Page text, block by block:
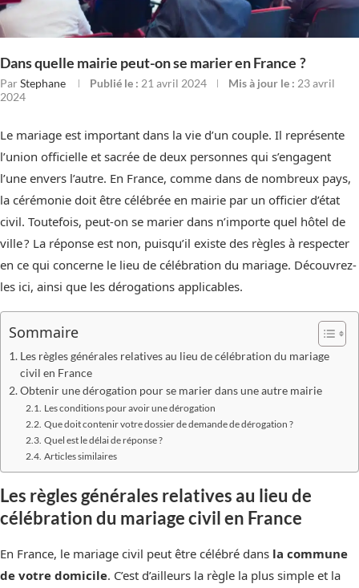
Dans quelle mairie peut-on se marier en France ?
Par Stephane Publié le : 21 avril 2024 Mis à jour le : 23 avril
2024
Le mariage est important dans la vie d’un couple. Il représente
l’union officielle et sacrée de deux personnes qui s’engagent
l’une envers l’autre. En France, comme dans de nombreux pays,
la cérémonie doit être célébrée en mairie par un officier d’état
civil. Toutefois, peut-on se marier dans n’importe quel hôtel de
ville ? La réponse est non, puisqu’il existe des règles à respecter
en ce qui concerne le lieu de célébration du mariage. Découvrez-
les ici, ainsi que les dérogations applicables.
Sommaire
Les règles générales relatives au lieu de célébration du mariage
civil en France
Obtenir une dérogation pour se marier dans une autre mairie
Les conditions pour avoir une dérogation
Que doit contenir votre dossier de demande de dérogation ?
Quel est le délai de réponse ?
Articles similaires
Les règles générales relatives au lieu de
célébration du mariage civil en France
En France, le mariage civil peut être célébré dans la commune
de votre domicile. C’est d’ailleurs la règle la plus simple et la